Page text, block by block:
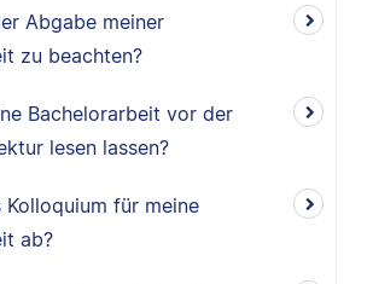
Abgabe meiner
zu beachten?
Bachelorarbeit vor der
lesen lassen?
für meine
ab?